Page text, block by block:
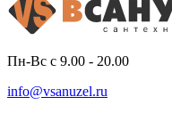
Пн-Вс с 9.00 - 20.00
info@vsanuzel.ru